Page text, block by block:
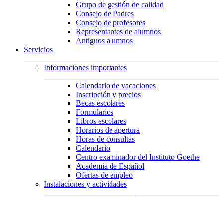
Grupo de gestión de calidad
Consejo de Padres
Consejo de profesores
Representantes de alumnos
Antiguos alumnos
Servicios
Informaciones importantes
Calendario de vacaciones
Inscripción y precios
Becas escolares
Formularios
Libros escolares
Horarios de apertura
Horas de consultas
Calendario
Centro examinador del Instituto Goethe
Academia de Español
Ofertas de empleo
Instalaciones y actividades